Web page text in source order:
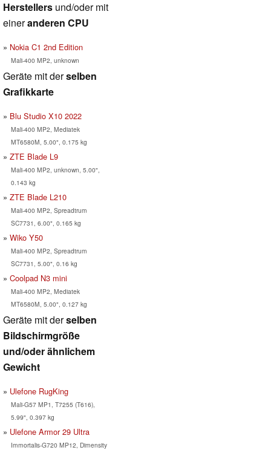
Herstellers und/oder mit
eineranderen CPU
Nokia C1 2nd Edition
Mali-400 MP2, unknown
Geräte mit derselben
Grafikkarte
Blu Studio X10 2022
Mali-400 MP2, Mediatek
MT6580M, 5.00", 0.175 kg
ZTE Blade L9
Mali-400 MP2, unknown, 5.00",
0.143 kg
ZTE Blade L210
Mali-400 MP2, Spreadtrum
SC7731, 6.00", 0.165 kg
Wiko Y50
Mali-400 MP2, Spreadtrum
SC7731, 5.00", 0.16 kg
Coolpad N3 mini
Mali-400 MP2, Mediatek
MT6580M, 5.00", 0.127 kg
Geräte mit derselben
Bildschirmgröße
und/oder ähnlichem
Gewicht
Ulefone RugKing
Mali-G57 MP1, T7255 (T616),
5.99", 0.397 kg
Ulefone Armor 29 Ultra
Immortalis-G720 MP12, Dimensity